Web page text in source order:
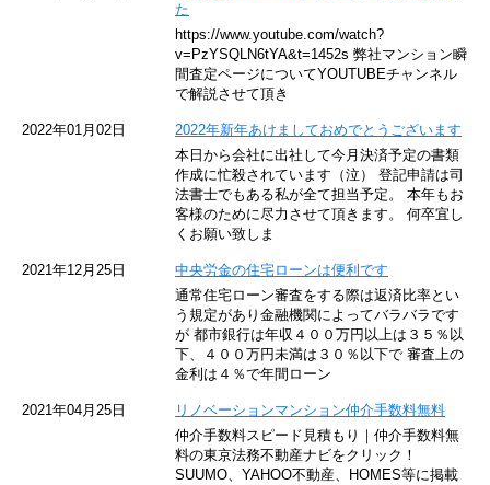
東京メトロ東西線
京王井の頭線
JR湘南新宿ライン
京王京王線
東京臨海高速鉄道
東急世田谷線
た
https://www.youtube.com/watch?
v=PzYSQLN6tYA&t=1452s 弊社マンション瞬
間査定ページについてYOUTUBEチャンネル
で解説させて頂き
2022年01月02日
2022年新年あけましておめでとうございます
本日から会社に出社して今月決済予定の書類
作成に忙殺されています（泣） 登記申請は司
法書士でもある私が全て担当予定。 本年もお
客様のために尽力させて頂きます。 何卒宜し
くお願い致しま
2021年12月25日
中央労金の住宅ローンは便利です
通常住宅ローン審査をする際は返済比率とい
う規定があり金融機関によってバラバラです
が 都市銀行は年収４００万円以上は３５％以
下、４００万円未満は３０％以下で 審査上の
金利は４％で年間ローン
2021年04月25日
リノベーションマンション仲介手数料無料
仲介手数料スピード見積もり｜仲介手数料無
料の東京法務不動産ナビをクリック！
SUUMO、YAHOO不動産、HOMES等に掲載